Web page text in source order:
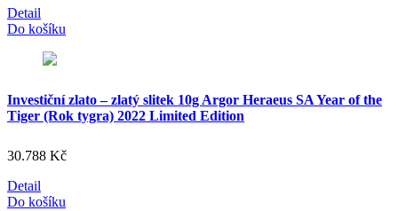
Detail
Do košíku
Investiční zlato – zlatý slitek 10g Argor Heraeus SA Year of the
Tiger (Rok tygra) 2022 Limited Edition
30.788 Kč
Detail
Do košíku